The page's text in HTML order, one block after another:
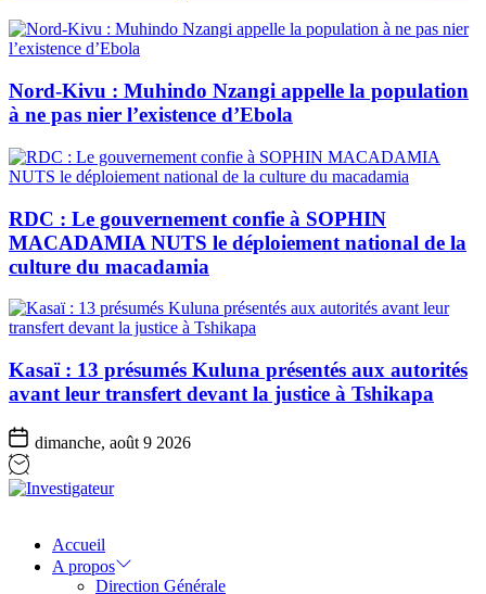
Nord-Kivu : Muhindo Nzangi appelle la population
à ne pas nier l’existence d’Ebola
RDC : Le gouvernement confie à SOPHIN
MACADAMIA NUTS le déploiement national de la
culture du macadamia
Kasaï : 13 présumés Kuluna présentés aux autorités
avant leur transfert devant la justice à Tshikapa
dimanche, août 9 2026
Accueil
A propos
Direction Générale